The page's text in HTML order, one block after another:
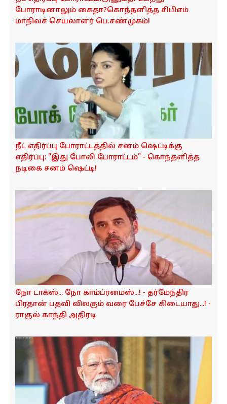
n
போராடினாலும் கைதா?கொந்தளித்த சிபிஎம்
மாநிலச் செயலாளர் பெ.சண்முகம்!
நீட் எதிர்ப்பு போராட்டத்தில் சனம் ஷெட்டிக்கு
எதிர்ப்பு: "இது போலி போராட்டம்" - கொந்தளித்த
நடிகை சனம் ஷெட்டி!
நோ டாக்ஸ்... நோ காம்ப்ரமைஸ்...! - தர்மேந்திர
பிரதான் பதவி விலகும் வரை பேச்சே கிடையாது...! -
ராகுல் காந்தி அதிரடி